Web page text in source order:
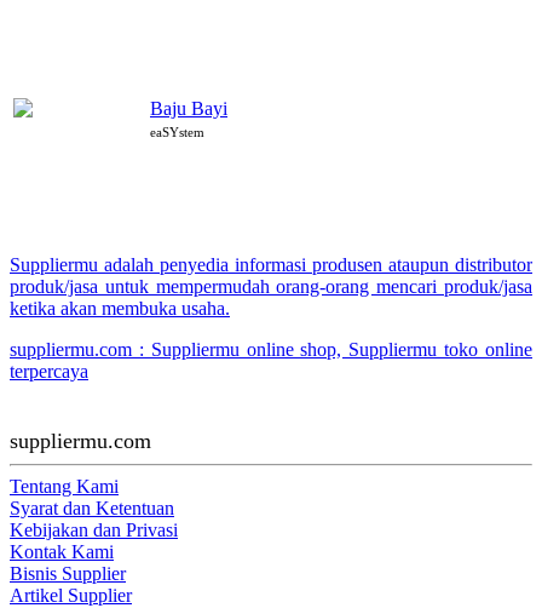
Baju Bayi
eaSYstem
Suppliermu adalah penyedia informasi produsen ataupun distributor
produk/jasa untuk mempermudah orang-orang mencari produk/jasa
ketika akan membuka usaha.
suppliermu.com : Suppliermu online shop, Suppliermu toko online
terpercaya
suppliermu.com
Tentang Kami
Syarat dan Ketentuan
Kebijakan dan Privasi
Kontak Kami
Bisnis Supplier
Artikel Supplier